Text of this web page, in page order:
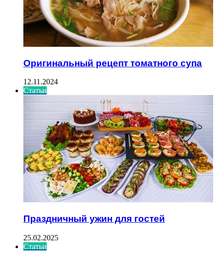
Оригинальный рецепт томатного супа
12.11.2024
Статьи
Праздничный ужин для гостей
25.02.2025
Статьи